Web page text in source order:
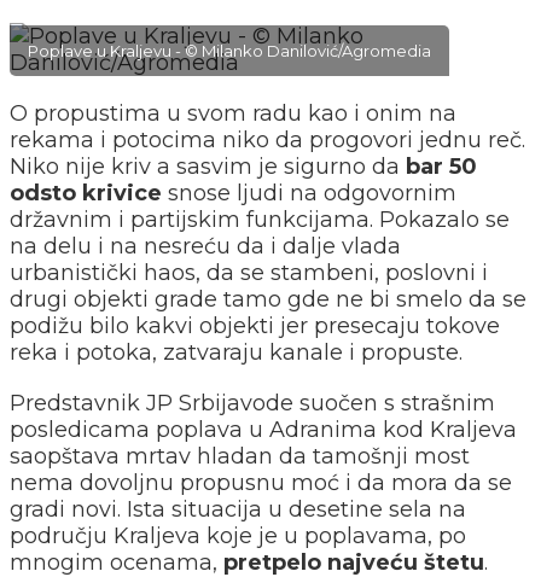
Poplave u Kraljevu - © Milanko Danilović/Agromedia
O propustima u svom radu kao i onim na
rekama i potocima niko da progovori jednu reč.
Niko nije kriv a sasvim je sigurno da bar 50
odsto krivice snose ljudi na odgovornim
državnim i partijskim funkcijama. Pokazalo se
na delu i na nesreću da i dalje vlada
urbanistički haos, da se stambeni, poslovni i
drugi objekti grade tamo gde ne bi smelo da se
podižu bilo kakvi objekti jer presecaju tokove
reka i potoka, zatvaraju kanale i propuste.
Predstavnik JP Srbijavode suočen s strašnim
posledicama poplava u Adranima kod Kraljeva
saopštava mrtav hladan da tamošnji most
nema dovoljnu propusnu moć i da mora da se
gradi novi. Ista situacija u desetine sela na
području Kraljeva koje je u poplavama, po
mnogim ocenama, pretpelo najveću štetu.